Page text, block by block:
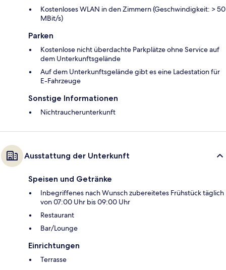
Kostenloses WLAN in den Zimmern (Geschwindigkeit: > 50
MBit/s)
Parken
Kostenlose nicht überdachte Parkplätze ohne Service auf
dem Unterkunftsgelände
Auf dem Unterkunftsgelände gibt es eine Ladestation für
E-Fahrzeuge
Sonstige Informationen
Nichtraucherunterkunft
Ausstattung der Unterkunft
Speisen und Getränke
Inbegriffenes nach Wunsch zubereitetes Frühstück täglich
von 07:00 Uhr bis 09:00 Uhr
Restaurant
Bar/Lounge
Einrichtungen
Terrasse